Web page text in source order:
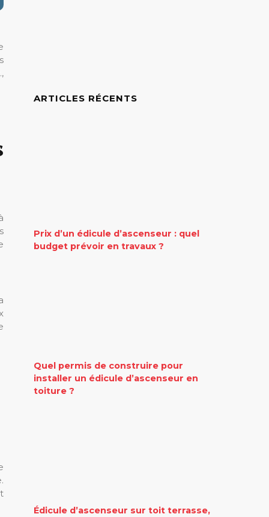
ARTICLES RÉCENTS
Prix d’un édicule d’ascenseur : quel
budget prévoir en travaux ?
Quel permis de construire pour
installer un édicule d’ascenseur en
toiture ?
Édicule d’ascenseur sur toit terrasse,